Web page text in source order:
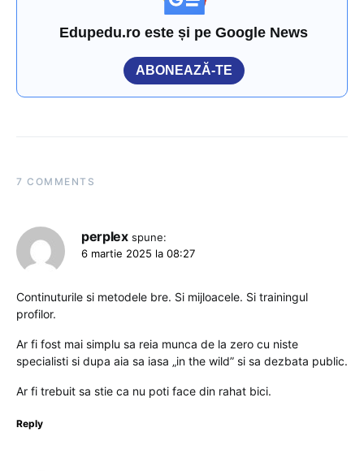
Edupedu.ro este și pe Google News
ABONEAZĂ-TE
7 COMMENTS
perplex spune:
6 martie 2025 la 08:27
Continuturile si metodele bre. Si mijloacele. Si trainingul
profilor.
Ar fi fost mai simplu sa reia munca de la zero cu niste
specialisti si dupa aia sa iasa „in the wild” si sa dezbata public.
Ar fi trebuit sa stie ca nu poti face din rahat bici.
Reply